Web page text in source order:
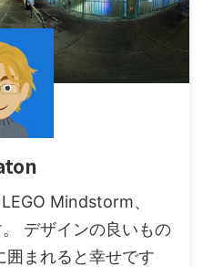
Mindstorm、
デザインの良いもの
囲まれると幸せです